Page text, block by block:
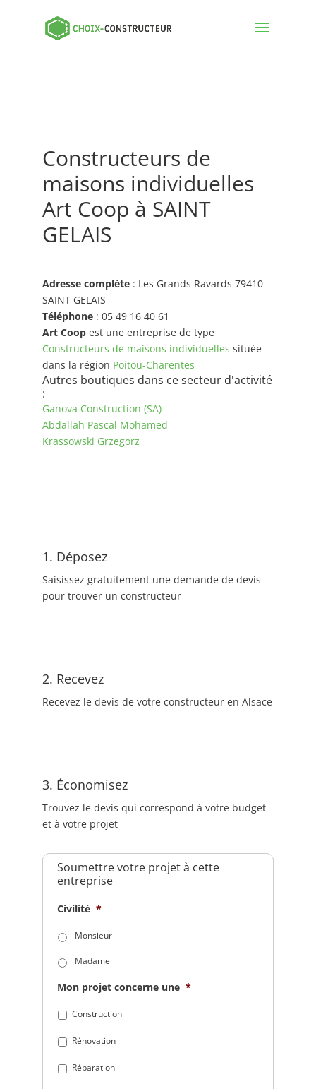
Constructeurs de
maisons individuelles
Art Coop à SAINT
GELAIS
Adresse complète: Les Grands Ravards 79410
SAINT GELAIS
Téléphone: 05 49 16 40 61
Art Coopest une entreprise de type
Constructeurs de maisons individuelles située
dans la région Poitou-Charentes
Autres boutiques dans ce secteur d'activité
:
Ganova Construction (SA)
Abdallah Pascal Mohamed
Krassowski Grzegorz
1. Déposez
Saisissez gratuitement une demande de devis
pour trouver un constructeur
2. Recevez
Recevez le devis de votre constructeur en Alsace
3. Économisez
Trouvez le devis qui correspond à votre budget
et à votre projet
Soumettre votre projet à cette
entreprise
Civilité *
Monsieur
Madame
Mon projet concerne une *
Construction
Rénovation
Réparation